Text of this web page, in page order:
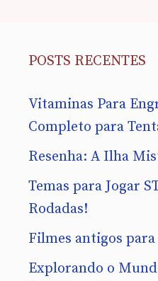
POSTS RECENTES
Vitaminas Para
Completo para
Resenha: A Ilha
Temas para Jogar
Rodadas!
Filmes antigos
Explorando o